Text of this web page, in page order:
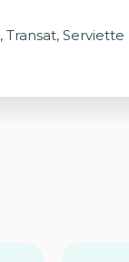
Serviette